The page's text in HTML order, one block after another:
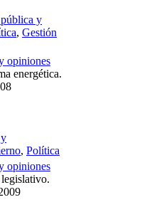
y
, Gestión
opiniones
energética.
, Política
opiniones